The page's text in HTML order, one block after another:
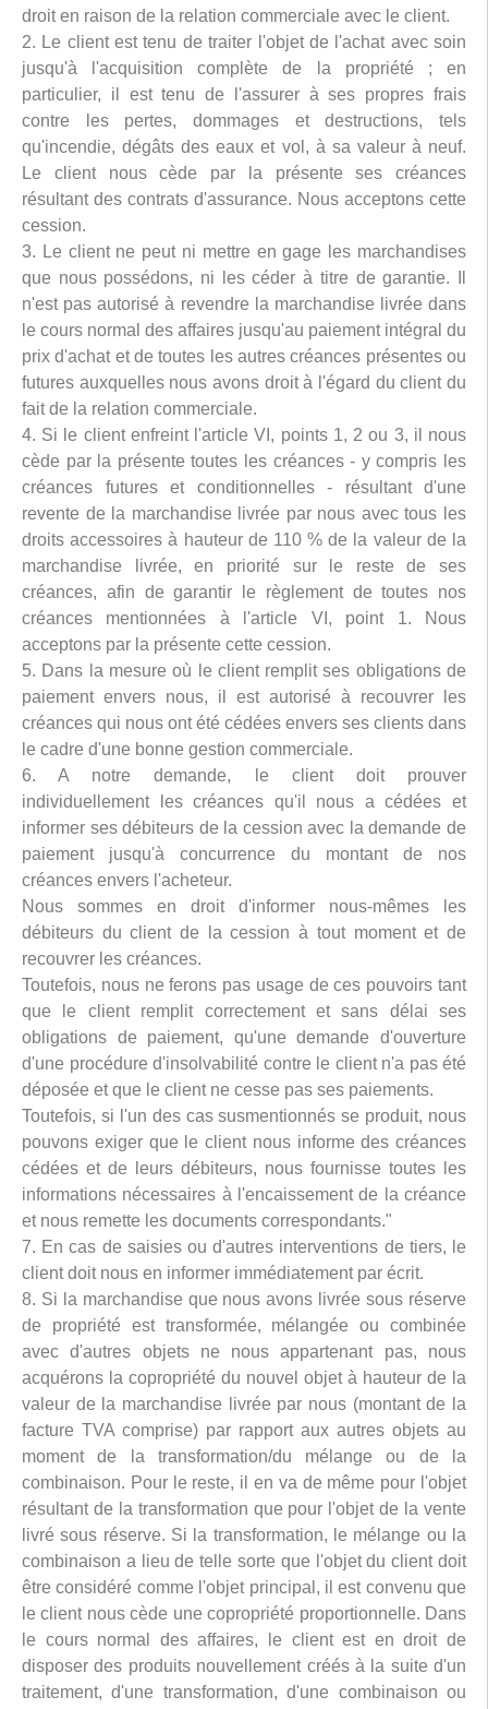
droit en raison de la relation commerciale avec le client.
2. Le client est tenu de traiter l'objet de l'achat avec soin
jusqu'à l'acquisition complète de la propriété ; en
particulier, il est tenu de l'assurer à ses propres frais
contre les pertes, dommages et destructions, tels
qu'incendie, dégâts des eaux et vol, à sa valeur à neuf.
Le client nous cède par la présente ses créances
résultant des contrats d'assurance. Nous acceptons cette
cession.
3. Le client ne peut ni mettre en gage les marchandises
que nous possédons, ni les céder à titre de garantie. Il
n'est pas autorisé à revendre la marchandise livrée dans
le cours normal des affaires jusqu'au paiement intégral du
prix d'achat et de toutes les autres créances présentes ou
futures auxquelles nous avons droit à l'égard du client du
fait de la relation commerciale.
4. Si le client enfreint l'article VI, points 1, 2 ou 3, il nous
cède par la présente toutes les créances - y compris les
créances futures et conditionnelles - résultant d'une
revente de la marchandise livrée par nous avec tous les
droits accessoires à hauteur de 110 % de la valeur de la
marchandise livrée, en priorité sur le reste de ses
créances, afin de garantir le règlement de toutes nos
créances mentionnées à l'article VI, point 1. Nous
acceptons par la présente cette cession.
5. Dans la mesure où le client remplit ses obligations de
paiement envers nous, il est autorisé à recouvrer les
créances qui nous ont été cédées envers ses clients dans
le cadre d'une bonne gestion commerciale.
6. A notre demande, le client doit prouver
individuellement les créances qu'il nous a cédées et
informer ses débiteurs de la cession avec la demande de
paiement jusqu'à concurrence du montant de nos
créances envers l'acheteur.
Nous sommes en droit d'informer nous-mêmes les
débiteurs du client de la cession à tout moment et de
recouvrer les créances.
Toutefois, nous ne ferons pas usage de ces pouvoirs tant
que le client remplit correctement et sans délai ses
obligations de paiement, qu'une demande d'ouverture
d'une procédure d'insolvabilité contre le client n'a pas été
déposée et que le client ne cesse pas ses paiements.
Toutefois, si l'un des cas susmentionnés se produit, nous
pouvons exiger que le client nous informe des créances
cédées et de leurs débiteurs, nous fournisse toutes les
informations nécessaires à l'encaissement de la créance
et nous remette les documents correspondants."
7. En cas de saisies ou d'autres interventions de tiers, le
client doit nous en informer immédiatement par écrit.
8. Si la marchandise que nous avons livrée sous réserve
de propriété est transformée, mélangée ou combinée
avec d'autres objets ne nous appartenant pas, nous
acquérons la copropriété du nouvel objet à hauteur de la
valeur de la marchandise livrée par nous (montant de la
facture TVA comprise) par rapport aux autres objets au
moment de la transformation/du mélange ou de la
combinaison. Pour le reste, il en va de même pour l'objet
résultant de la transformation que pour l'objet de la vente
livré sous réserve. Si la transformation, le mélange ou la
combinaison a lieu de telle sorte que l'objet du client doit
être considéré comme l'objet principal, il est convenu que
le client nous cède une copropriété proportionnelle. Dans
le cours normal des affaires, le client est en droit de
disposer des produits nouvellement créés à la suite d'un
traitement, d'une transformation, d'une combinaison ou